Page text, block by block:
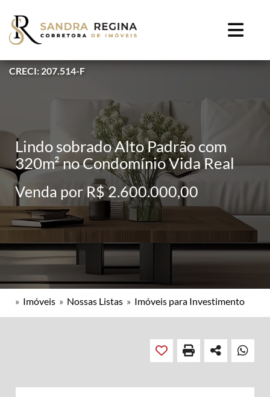
CRECI: 207.514-F
Lindo sobrado Alto Padrão com
320m² no Condomínio Vida Real
Venda por R$ 2.600.000,00
» Imóveis » Nossas Listas » Imóveis para Investimento